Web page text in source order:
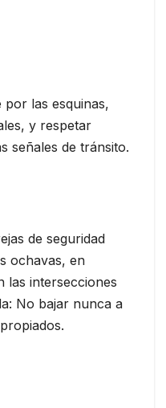
las esquinas,
y respetar
señales de tránsito.
de seguridad
ochavas, en
las intersecciones
No bajar nunca a